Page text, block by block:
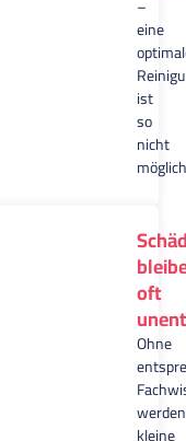
–
eine
ist
so
nicht
oft
Ohne
werden